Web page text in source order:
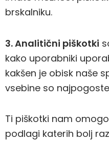
brskalniku.
3. Analitični piškotki
kako uporabniki
kakšen je obisk naše
vsebine so
Ti piškotki nam
podlagi katerih bolj